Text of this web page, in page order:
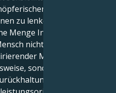
Energien in
zu lenken. In sich selbst
Menge Inspiration
nicht nur ein
Mann mit einer
sondern auch